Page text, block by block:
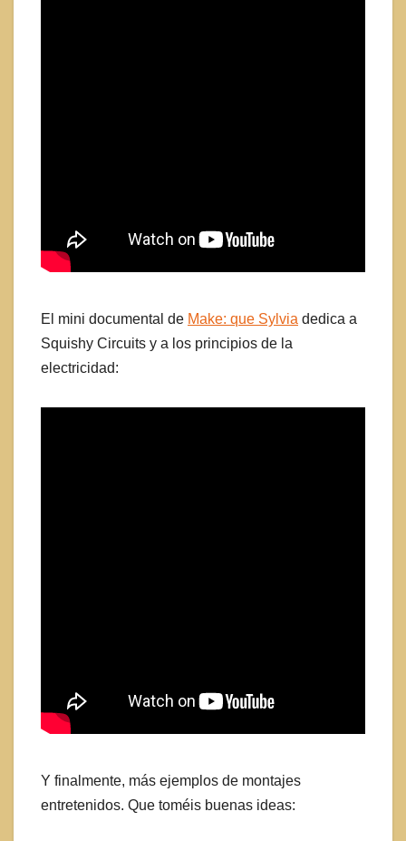
El mini documental de Make: que Sylvia dedica a
Squishy Circuits y a los principios de la
electricidad:
Y finalmente, más ejemplos de montajes
entretenidos. Que toméis buenas ideas: